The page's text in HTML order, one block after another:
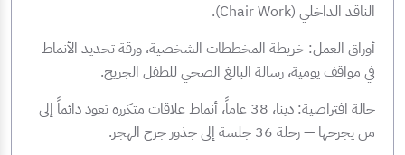
الناقد الداخلي (Chair Work).
أوراق العمل: خريطة المخططات الشخصية، ورقة تحديد الأنماط
في مواقف يومية، رسالة البالغ الصحي للطفل الجريح.
حالة افتراضية: دينا، 38 عاماً، أنماط علاقات متكررة تعود دائماً إلى
من يجرحها — رحلة 36 جلسة إلى جذور جرح الهجر.